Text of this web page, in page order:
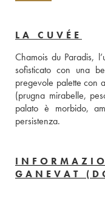
LA CUVÉE
Chamois du Paradis,
sofisticato con una
pregevole palette con
(prugna mirabelle,
palato è morbido,
persistenza.
GANEVAT